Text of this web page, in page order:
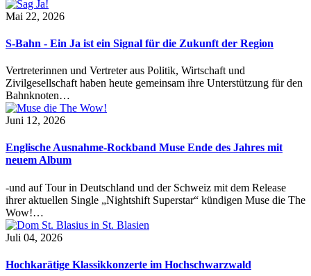
Mai 22, 2026
S-Bahn - Ein Ja ist ein Signal für die Zukunft der Region
Vertreterinnen und Vertreter aus Politik, Wirtschaft und
Zivilgesellschaft haben heute gemeinsam ihre Unterstützung für den
Bahnknoten…
Juni 12, 2026
Englische Ausnahme-Rockband Muse Ende des Jahres mit
neuem Album
-und auf Tour in Deutschland und der Schweiz mit dem Release
ihrer aktuellen Single „Nightshift Superstar“ kündigen Muse die The
Wow!…
Juli 04, 2026
Hochkarätige Klassikkonzerte im Hochschwarzwald